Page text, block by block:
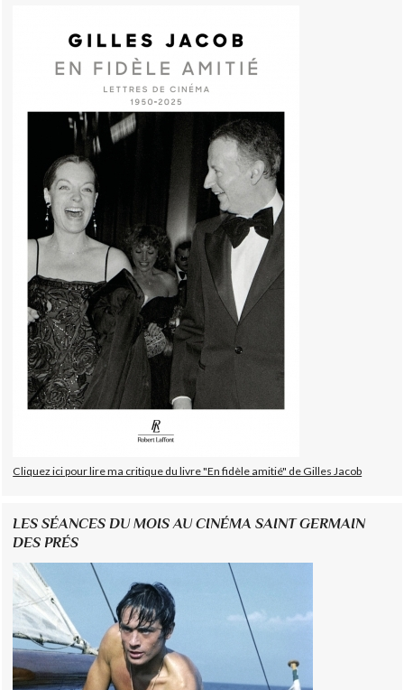
Cliquez ici pour lire ma critique du livre "En fidèle amitié" de Gilles Jacob
LES SÉANCES DU MOIS AU CINÉMA SAINT GERMAIN
DES PRÉS